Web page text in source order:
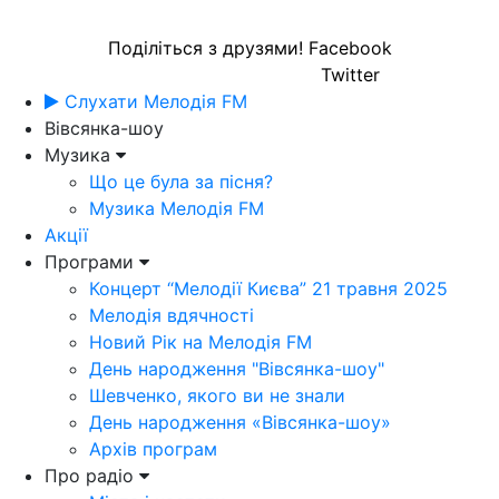
Поділіться з друзями! Facebook
Twitter
Слухати Мелодія FM
Вівсянка-шоу
Музика
Що це була за пісня?
Музика Мелодія FM
Акції
Програми
Концерт “Мелодії Києва” 21 травня 2025
Мелодія вдячності
Новий Рік на Мелодія FM
День народження "Вівсянка-шоу"
Шевченко, якого ви не знали
День народження «Вівсянка-шоу»
Архів програм
Про радіо